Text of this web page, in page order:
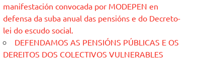
manifestación convocada por MODEPEN en
defensa da suba anual das pensións e do Decreto-
lei do escudo social.
DEFENDAMOS AS PENSIÓNS PÚBLICAS E OS
DEREITOS DOS COLECTIVOS VULNERABLES